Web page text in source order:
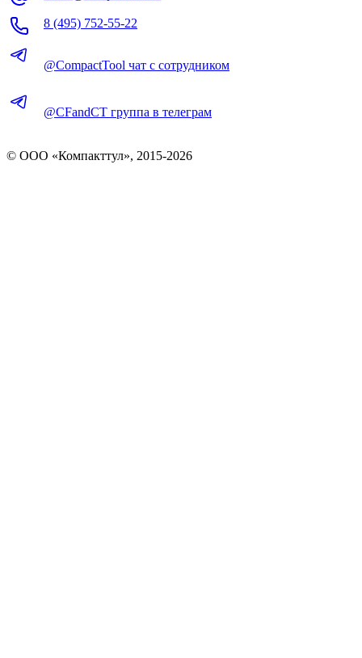
8 (495) 752-55-22
@CompactTool чат с сотрудником
@CFandCT группа в телеграм
© OOO «Компакттул», 2015-2026